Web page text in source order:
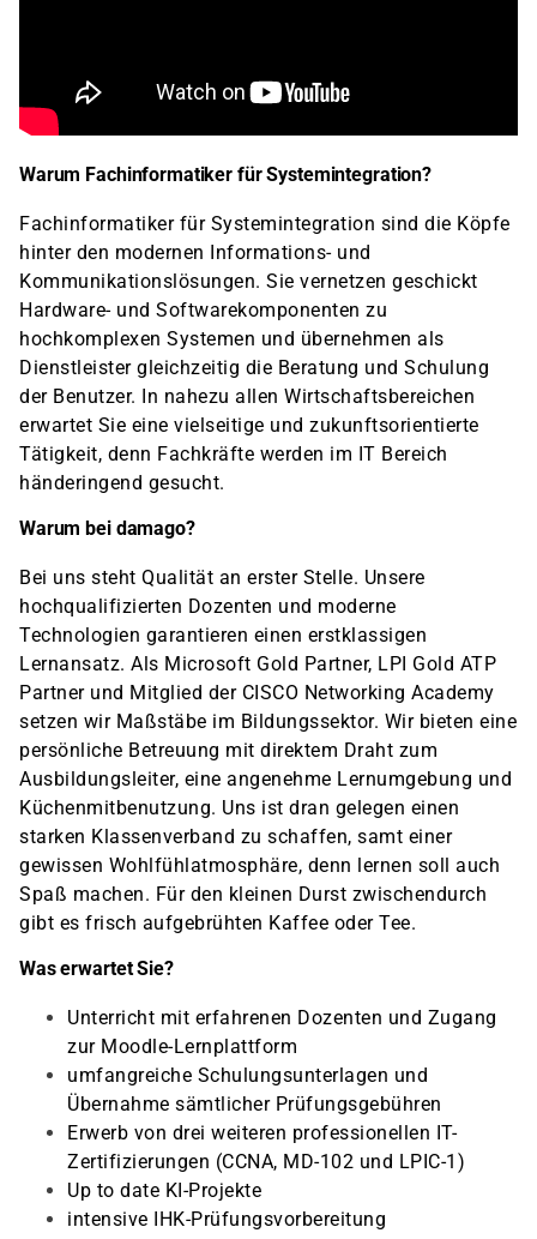
Warum Fachinformatiker für Systemintegration?
Fachinformatiker für Systemintegration sind die Köpfe
hinter den modernen Informations- und
Kommunikationslösungen. Sie vernetzen geschickt
Hardware- und Softwarekomponenten zu
hochkomplexen Systemen und übernehmen als
Dienstleister gleichzeitig die Beratung und Schulung
der Benutzer. In nahezu allen Wirtschaftsbereichen
erwartet Sie eine vielseitige und zukunftsorientierte
Tätigkeit, denn Fachkräfte werden im IT Bereich
händeringend gesucht.
Warum bei damago?
Bei uns steht Qualität an erster Stelle. Unsere
hochqualifizierten Dozenten und moderne
Technologien garantieren einen erstklassigen
Lernansatz. Als Microsoft Gold Partner, LPI Gold ATP
Partner und Mitglied der CISCO Networking Academy
setzen wir Maßstäbe im Bildungssektor. Wir bieten eine
persönliche Betreuung mit direktem Draht zum
Ausbildungsleiter, eine angenehme Lernumgebung und
Küchenmitbenutzung. Uns ist dran gelegen einen
starken Klassenverband zu schaffen, samt einer
gewissen Wohlfühlatmosphäre, denn lernen soll auch
Spaß machen. Für den kleinen Durst zwischendurch
gibt es frisch aufgebrühten Kaffee oder Tee.
Was erwartet Sie?
Unterricht mit erfahrenen Dozenten und Zugang
zur Moodle-Lernplattform
umfangreiche Schulungsunterlagen und
Übernahme sämtlicher Prüfungsgebühren
Erwerb von drei weiteren professionellen IT-
Zertifizierungen (CCNA, MD-102 und LPIC-1)
Up to date KI-Projekte
intensive IHK-Prüfungsvorbereitung